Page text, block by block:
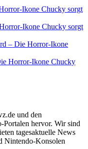
Ikone Chucky sorgt
Ikone Chucky sorgt
– Die Horror-Ikone
Horror-Ikone Chucky
und den
Portalen hervor. Wir sind
tagesaktuelle News
Nintendo-Konsolen